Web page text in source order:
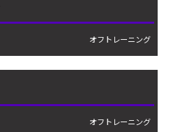
オフトレーニング
オフトレーニング